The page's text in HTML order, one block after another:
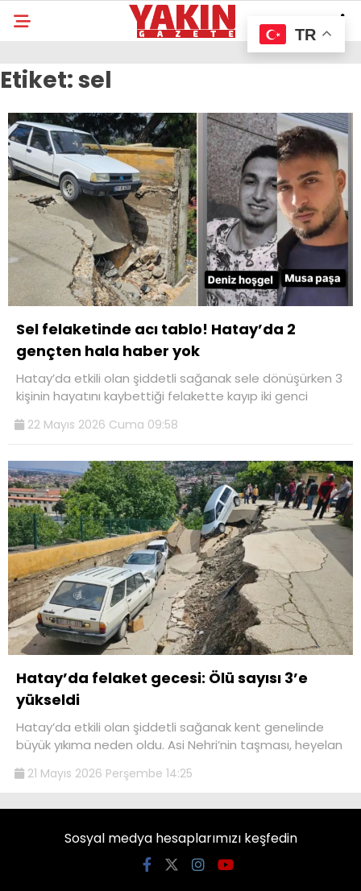
Etiket:sel
Sel felaketinde acı tablo! Hatay’da 2
gençten hala haber yok
Hatay’da etkili olan şiddetli sağanak sele dönüşürken 3
kişinin hayatını kaybettiği felakette kayıp iki genci
22 Mayıs 2026 Cuma 09:58
Hatay’da felaket gecesi: Ölü sayısı 3’e
yükseldi
Hatay’da etkili olan şiddetli sağanak kent genelinde
büyük yıkıma neden oldu. Asi Nehri’nin taşması, heyelan
21 Mayıs 2026 Perşembe 14:25
Sosyal medya hesaplarımızı keşfedin
TR